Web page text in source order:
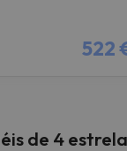
522
de 4